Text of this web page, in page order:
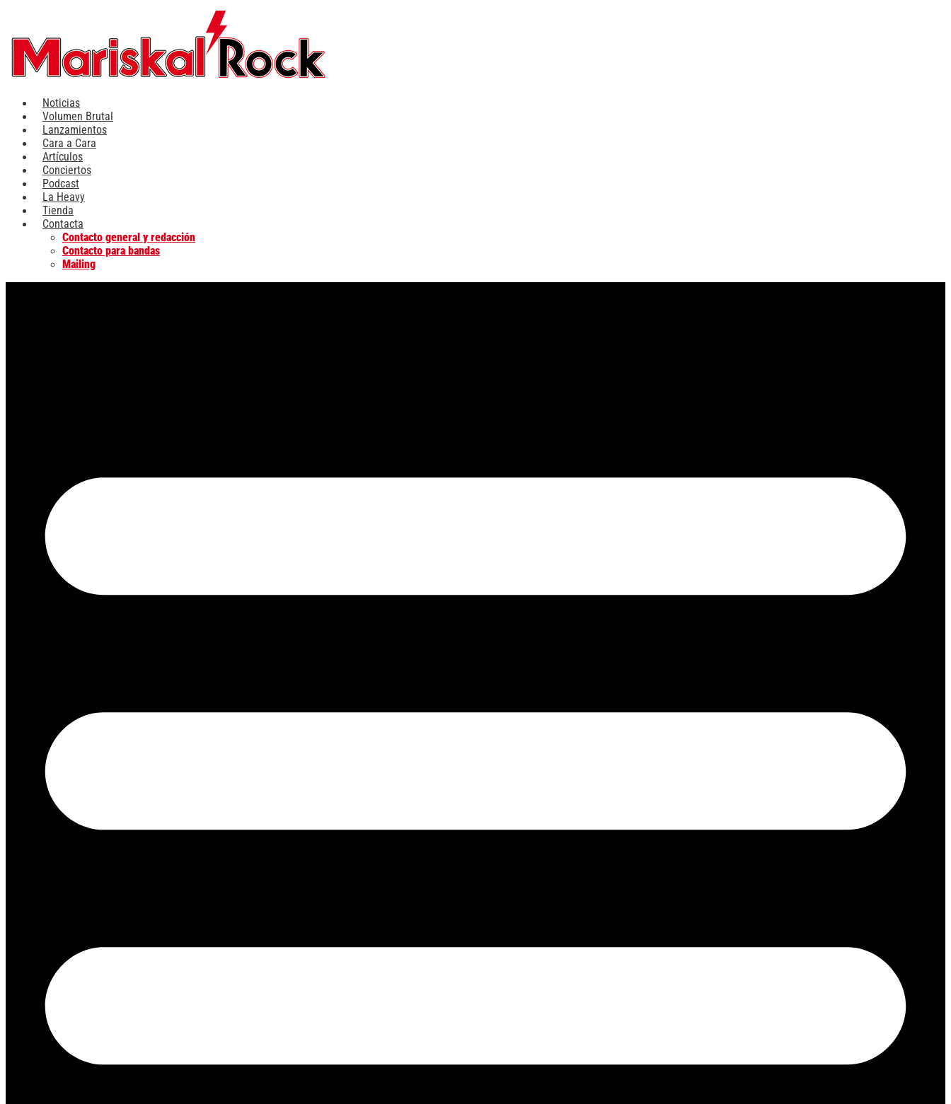
contenido
Noticias
Volumen Brutal
Lanzamientos
Cara a Cara
Artículos
Conciertos
Podcast
La Heavy
Tienda
Contacta
Contacto general y redacción
Contacto para bandas
Mailing